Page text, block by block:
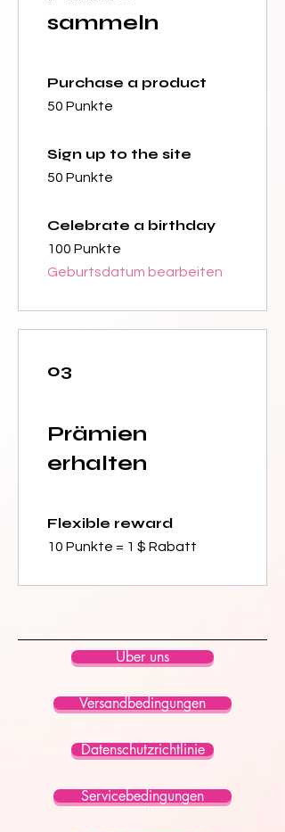
sammeln
Purchase a product
50 Punkte
Sign up to the site
50 Punkte
Celebrate a birthday
100 Punkte
Geburtsdatum bearbeiten
03
Prämien
erhalten
Flexible reward
10 Punkte = 1 $ Rabatt
Über uns
Versandbedingungen
Datenschutzrichtlinie
Servicebedingungen